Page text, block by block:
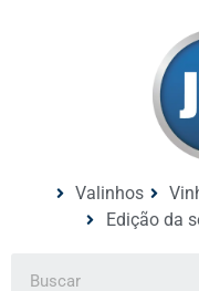
Valinhos
Edição da